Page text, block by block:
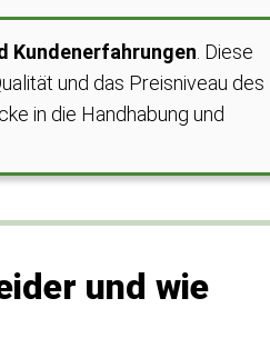
Kundenerfahrungen . Diese
und das Preisniveau des
in die Handhabung und
und wie